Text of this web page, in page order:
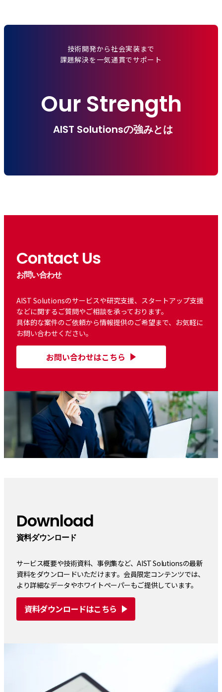
技術開発から社会実装まで
課題解決を一気通貫でサポート
Our Strength
AIST Solutionsの強みとは
Contact Us
お問い合わせ
AIST Solutionsのサービスや研究支援、スタートアップ支援
などに関するご質問やご相談を承っております。
具体的な案件のご依頼から情報提供のご希望まで、お気軽に
お問い合わせください。
お問い合わせはこちら
Download
資料ダウンロード
サービス概要や技術資料、事例集など、AIST Solutionsの最新
資料をダウンロードいただけます。会員限定コンテンツでは、
より詳細なデータやホワイトペーパーもご提供しています。
資料ダウンロードはこちら